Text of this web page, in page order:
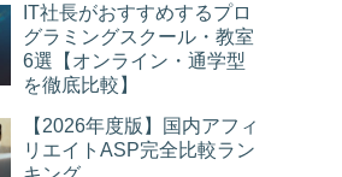
IT社長がおすすめするプロ
グラミングスクール・教室
6選【オンライン・通学型
を徹底比較】
【2026年度版】国内アフィ
リエイトASP完全比較ラン